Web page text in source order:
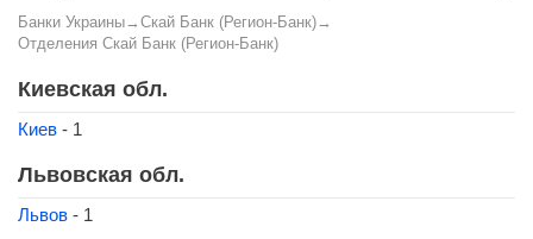
Банки Украины→ Скай Банк (Регион-Банк)→
Отделения Скай Банк (Регион-Банк)
Киевская обл.
Киев - 1
Львовская обл.
Львов - 1